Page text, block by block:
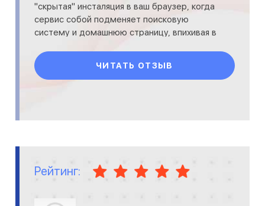
"скрытая" инсталяция в ваш браузер, когда
сервис собой подменяет поисковую
систему и домашнюю страницу, впихивая в
ЧИТАТЬ ОТЗЫВ
Рейтинг: